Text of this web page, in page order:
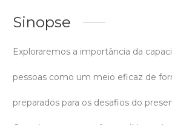
Sinopse
Exploraremos a importância da
pessoas como um meio eficaz de
preparados para os desafios do